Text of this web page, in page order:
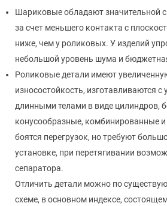
Шариковые обладают значительной
за счет меньшего контакта с
ниже, чем у роликовых. У изделий
небольшой уровень шума и
Роликовые детали имеют
износостойкость, изготавливаются
длинными телами в виде цилиндров,
конусообразные, комбинированные
боятся перегрузок, но требуют
установке, при перетягивании
сепаратора.
Отличить детали можно по
схеме, в основном индексе,